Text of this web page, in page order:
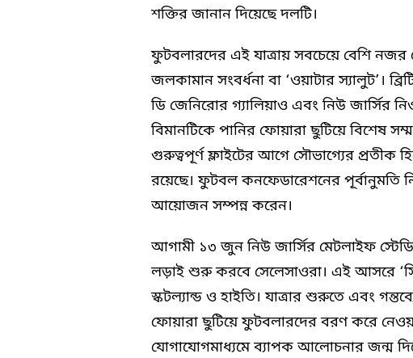
শক্তির জানান দিয়েছে দলটি।
ফুটবলারদের এই যাত্রায় সবচেয়ে বেশি নজর
জলকামান সংবর্ধনা বা ‘ওয়াটার স্যালুট’।
ডি জেনিরোর গ্যালিয়াও এবং নিউ জার্সির
বিমানটিকে পানির ফোয়ারা ছুটিয়ে বিশেষ
গুরুত্বপূর্ণ ফ্লাইটের আগে সৌভাগ্যের প্রতীক
রয়েছে। ফুটবল কনফেডারেশনের পূর্বানুমতি
আয়োজন সম্পন্ন করেন।
আগামী ১৩ জুন নিউ জার্সির মেটলাইফ
লড়াই শুরু করবে সেলেসাওরা। এই আসরে
স্কটল্যান্ড ও হাইতি। যাত্রার শুরুতে এবং
ফোয়ারা ছুটিয়ে ফুটবলারদের বরণ করে
যোগাযোগমাধ্যমে ব্যাপক আলোচনার জন্ম